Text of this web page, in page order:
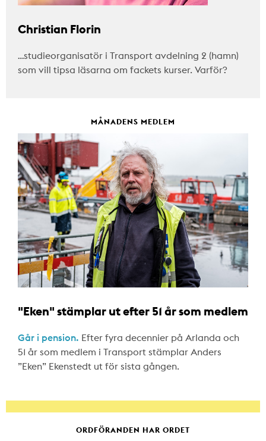
Christian Florin
…studieorganisatör i Transport avdelning 2 (hamn)
som vill tipsa läsarna om fackets kurser. Varför?
MÅNADENS MEDLEM
"Eken" stämplar ut efter 51 år som medlem
Går i pension. Efter fyra decennier på Arlanda och
51 år som medlem i Transport stämplar Anders
”Eken” Ekenstedt ut för sista gången.
ORDFÖRANDEN HAR ORDET